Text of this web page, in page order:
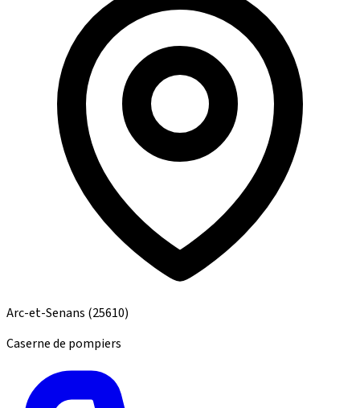
Arc-et-Senans (25610)
Caserne de pompiers